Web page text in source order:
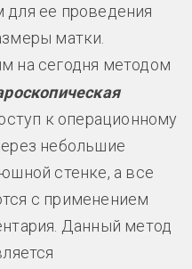
ее проведения
матки.
на сегодня методом
к операционному
небольшие
стенке, а все
с применением
Данный метод